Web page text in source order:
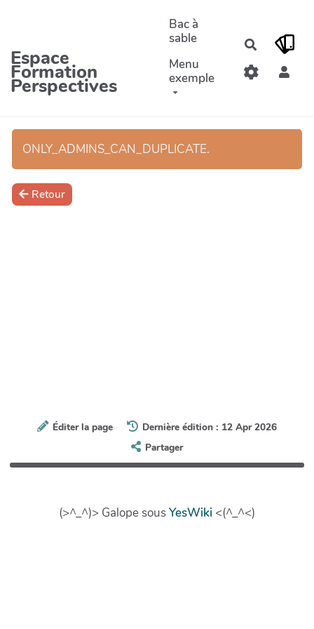
Espace
Formation
Perspectives
Bac à
sable
Menu
exemple
ONLY_ADMINS_CAN_DUPLICATE.
Retour
Éditer la page
Dernière édition : 12 Apr 2026
Partager
(>^_^)> Galope sousYesWiki <(^_^<)